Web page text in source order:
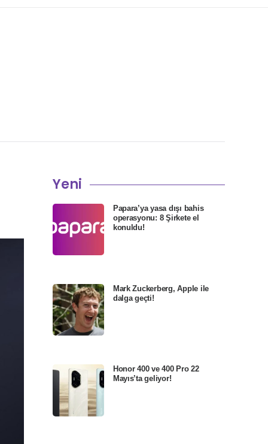
Yeni
Papara’ya yasa dışı bahis
operasyonu: 8 Şirkete el
konuldu!
Mark Zuckerberg, Apple ile
dalga geçti!
Honor 400 ve 400 Pro 22
Mayıs’ta geliyor!